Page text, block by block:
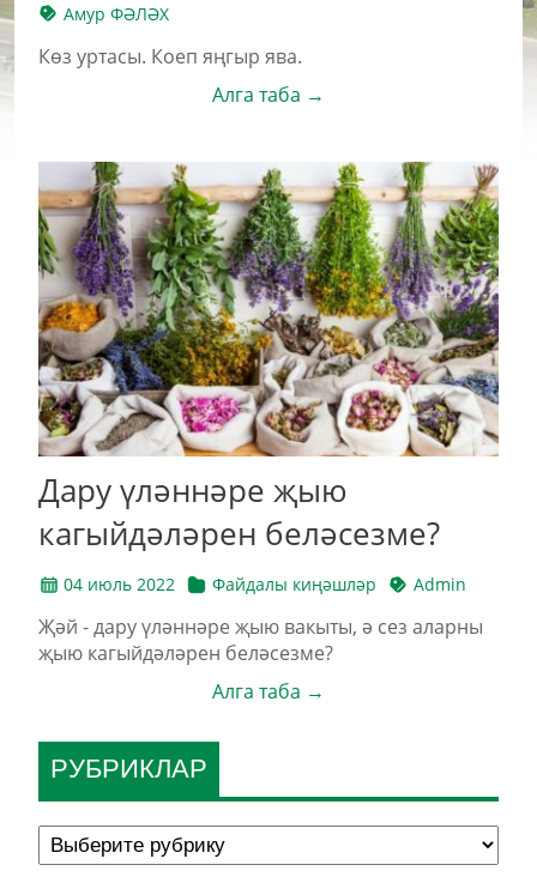
Амур ФӘЛӘХ
Көз уртасы. Коеп яңгыр ява.
Алга таба →
Дару үләннәре җыю
кагыйдәләрен беләсезме?
04 июль 2022 Файдалы киңәшләр Admin
Җәй - дару үләннәре җыю вакыты, ә сез аларны
җыю кагыйдәләрен беләсезме?
Алга таба →
РУБРИКЛАР